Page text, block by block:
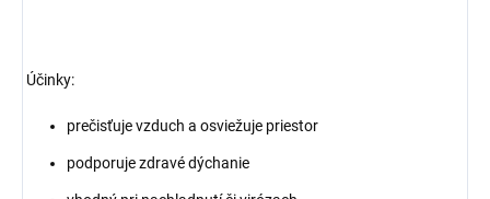
Účinky:
prečisťuje vzduch a osviežuje priestor
podporuje zdravé dýchanie